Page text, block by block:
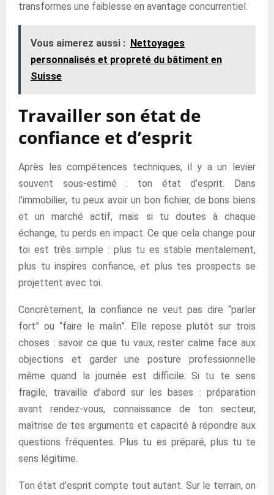
transformes une faiblesse en avantage concurrentiel.
Vous aimerez aussi : Nettoyages
personnalisés et propreté du bâtiment en
Suisse
Travailler son état de
confiance et d’esprit
Après les compétences techniques, il y a un levier
souvent sous-estimé : ton état d’esprit. Dans
l’immobilier, tu peux avoir un bon fichier, de bons biens
et un marché actif, mais si tu doutes à chaque
échange, tu perds en impact. Ce que cela change pour
toi est très simple : plus tu es stable mentalement,
plus tu inspires confiance, et plus tes prospects se
projettent avec toi.
Concrètement, la confiance ne veut pas dire “parler
fort” ou “faire le malin”. Elle repose plutôt sur trois
choses : savoir ce que tu vaux, rester calme face aux
objections et garder une posture professionnelle
même quand la journée est difficile. Si tu te sens
fragile, travaille d’abord sur les bases : préparation
avant rendez-vous, connaissance de ton secteur,
maîtrise de tes arguments et capacité à répondre aux
questions fréquentes. Plus tu es préparé, plus tu te
sens légitime.
Ton état d’esprit compte tout autant. Sur le terrain, on